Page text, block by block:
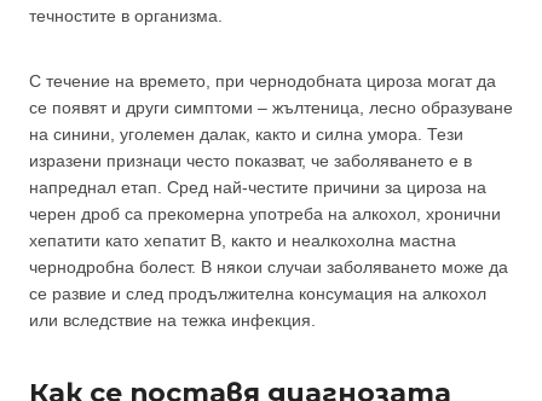
течностите в организма.
С течение на времето, при чернодобната цироза могат да
се появят и други симптоми – жълтеница, лесно образуване
на синини, уголемен далак, както и силна умора. Тези
изразени признаци често показват, че заболяването е в
напреднал етап. Сред най-честите причини за цироза на
черен дроб са прекомерна употреба на алкохол, хронични
хепатити като хепатит B, както и неалкохолна мастна
чернодробна болест. В някои случаи заболяването може да
се развие и след продължителна консумация на алкохол
или вследствие на тежка инфекция.
Как се поставя диагнозата